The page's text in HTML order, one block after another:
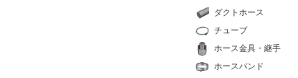
ダクトホース
チューブ
ホース金具・継手
ホースバンド